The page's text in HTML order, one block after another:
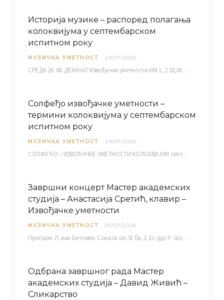
Историја музике – распоред полагања
колоквијума у септембарском
испитном року
МУЗИЧКА УМЕТНОСТ 29/07/2026
СРЕДА 26. 08. ДЕКАНАТ Извођачке уметности ИМ 1, 2 10,00 ИМ 3, 4 10,30 ИМ…
Солфеђо извођачке уметности –
термини колоквијума у септембарском
испитном року
МУЗИЧКА УМЕТНОСТ 29/07/2026
СОЛФЕЂО – ИЗВОЂАЧКЕ УМЕТНОСТИ КОЛОКВИЈУМ септембарски испитни рок четвртак, 03.09.2026. уч. бр. 12 ПИСМЕНИ…
Завршни концерт Мастер академских
студија – Анастасија Сретић, клавир –
Извођачке уметности
МУЗИЧКА УМЕТНОСТ 03/07/2026
Програм: Л. ван Бетовен: Соната оп.31 бр.3, Ес-дур Р. Шуман: Бечки карневал оп.26 К. Дебиси:…
Одбрана завршног рада Мастер
академских студија – Давид Живић –
Сликарство